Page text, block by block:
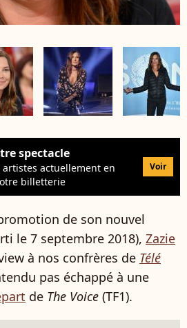
spectacle
artistes actuellement en
billetterie
Voir
de son nouvel
le 7 septembre 2018), Zazie
à nos confrères de Télé
pas échappé à une
de The Voice (TF1).